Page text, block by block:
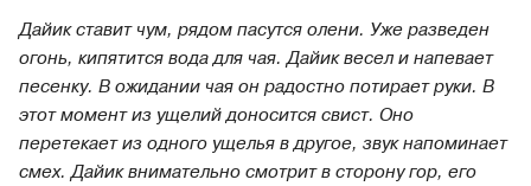
Дайик ставит чум, рядом пасутся олени. Уже разведен
огонь, кипятится вода для чая. Дайик весел и напевает
песенку. В ожидании чая он радостно потирает руки. В
этот момент из ущелий доносится свист. Оно
перетекает из одного ущелья в другое, звук напоминает
смех. Дайик внимательно смотрит в сторону гор, его